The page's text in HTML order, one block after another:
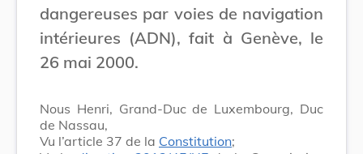
dangereuses par voies de navigation
intérieures (ADN), fait à Genève, le
26 mai 2000.
Nous Henri, Grand-Duc de Luxembourg, Duc
de Nassau,
Vu l’article 37 de la Constitution;